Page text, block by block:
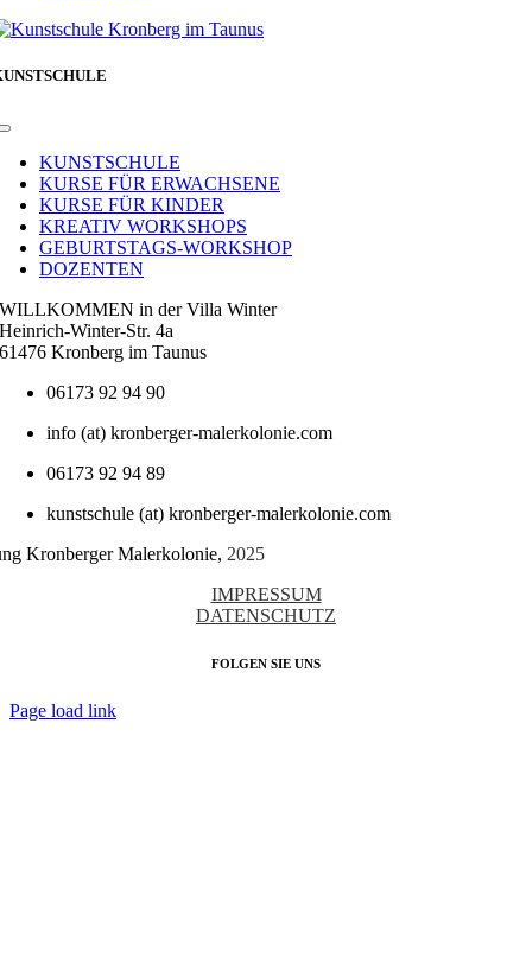
Toggle
NavigationKUNSTSCHULE
KURSE FÜR ERWACHSENE
KURSE FÜR KINDER
KREATIV WORKSHOPS
GEBURTSTAGS-WORKSHOP
DOZENTEN
WILLKOMMEN in der Villa Winter
Heinrich-Winter-Str. 4a
61476 Kronberg im Taunus
06173 92 94 90
info (at) kronberger-malerkolonie.com
06173 92 94 89
kunstschule (at) kronberger-malerkolonie.com
Kronberger Malerkolonie, 2025
IMPRESSUM
DATENSCHUTZ
FOLGEN SIE UNS
Page load link